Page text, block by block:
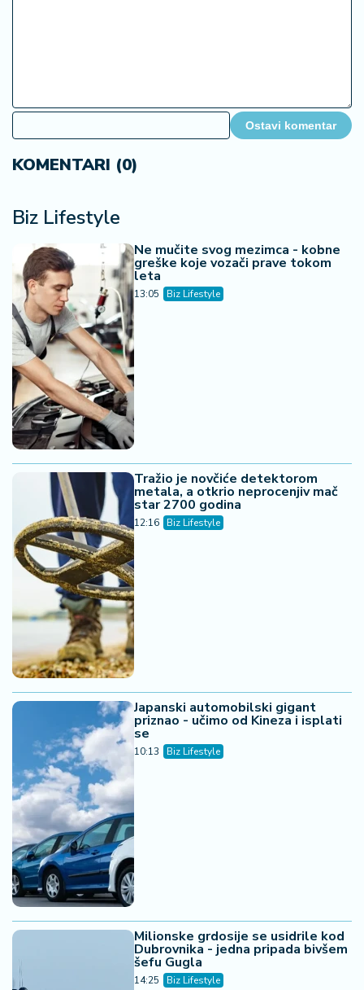
Ostavi komentar
KOMENTARI (0)
Biz Lifestyle
Ne mučite svog mezimca - kobne
greške koje vozači prave tokom
leta
13:05 Biz Lifestyle
Tražio je novčiće detektorom
metala, a otkrio neprocenjiv mač
star 2700 godina
12:16 Biz Lifestyle
Japanski automobilski gigant
priznao - učimo od Kineza i isplati
se
10:13 Biz Lifestyle
Milionske grdosije se usidrile kod
Dubrovnika - jedna pripada bivšem
šefu Gugla
14:25 Biz Lifestyle